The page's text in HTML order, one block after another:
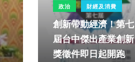
政治 財經及消費
創新帶動經濟！第七
屆台中傑出產業創新
獎徵件即日起開跑